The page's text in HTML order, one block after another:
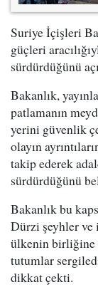
Suriye İçişleri
güçleri
sürdürdüğünü
Bakanlık,
patlamanın
yerini güvenlik
olayın
takip ederek
sürdürdüğünü
Bakanlık bu
Dürzi şeyhler
ülkenin birliğine
tutumlar
dikkat çekti.